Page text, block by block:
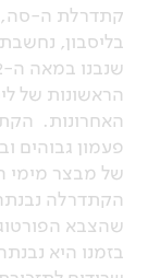
קתדרלת ה-סה,
בליסבון,
הראשונות של
האחרונות.
פעמון גבוהים
של מבצר מימי
הקתדרלה
שהצבא
בזמנו היא